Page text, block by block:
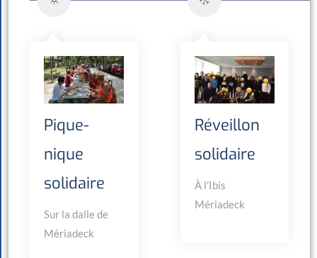
Pique-
nique
solidaire
Sur la dalle de
Mériadeck
Réveillon
solidaire
À l’Ibis
Mériadeck